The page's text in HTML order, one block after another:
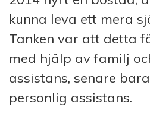
kunna leva ett mera
Tanken var att detta
med hjälp av familj
assistans, senare
personlig assistans.